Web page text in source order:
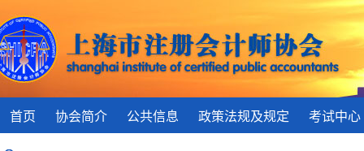
首页 协会简介 公共信息 政策法规及规定 考试中心